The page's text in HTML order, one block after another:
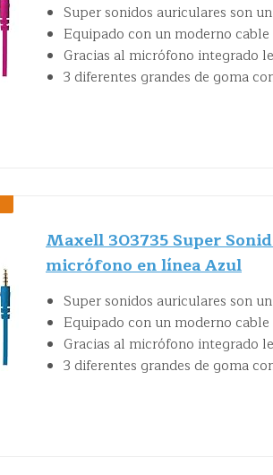
Super sonidos auriculares son
Equipado con un moderno
Gracias al micrófono integrado
3 diferentes grandes de goma
Maxell 303735 Super
micrófono en línea Azul
Super sonidos auriculares son
Equipado con un moderno
Gracias al micrófono integrado
3 diferentes grandes de goma